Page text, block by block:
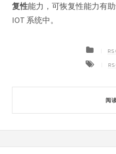
复性能力，可恢复性能力有
IOT 系统中。
阅